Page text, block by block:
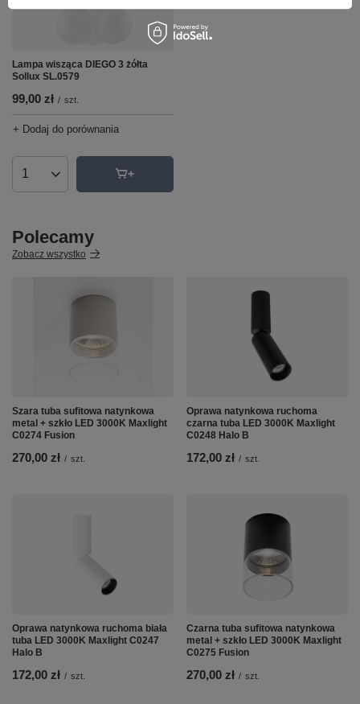
Lampa wisząca DIEGO 3 żółta
Sollux SL.0579
99,00 zł / szt.
+ Dodaj do porównania
Ilość produktów
Polecamy
Zobacz wszystko
Szara tuba sufitowa natynkowa
metal + szkło LED 3000K Maxlight
C0274 Fusion
270,00 zł / szt.
Oprawa natynkowa ruchoma
czarna tuba LED 3000K Maxlight
C0248 Halo B
172,00 zł / szt.
Oprawa natynkowa ruchoma biała
tuba LED 3000K Maxlight C0247
Halo B
172,00 zł / szt.
Czarna tuba sufitowa natynkowa
metal + szkło LED 3000K Maxlight
C0275 Fusion
270,00 zł / szt.